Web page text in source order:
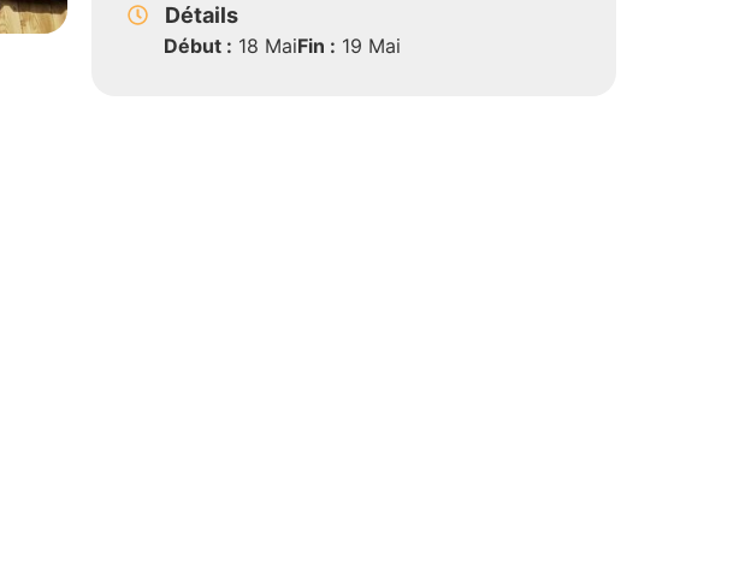
Détails
Début : 18 MaiFin : 19 Mai